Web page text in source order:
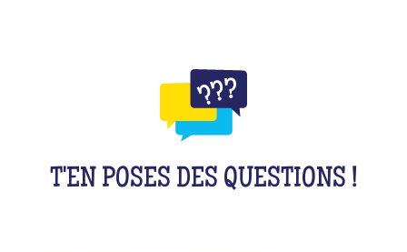
T'EN POSES DES QUESTIONS !